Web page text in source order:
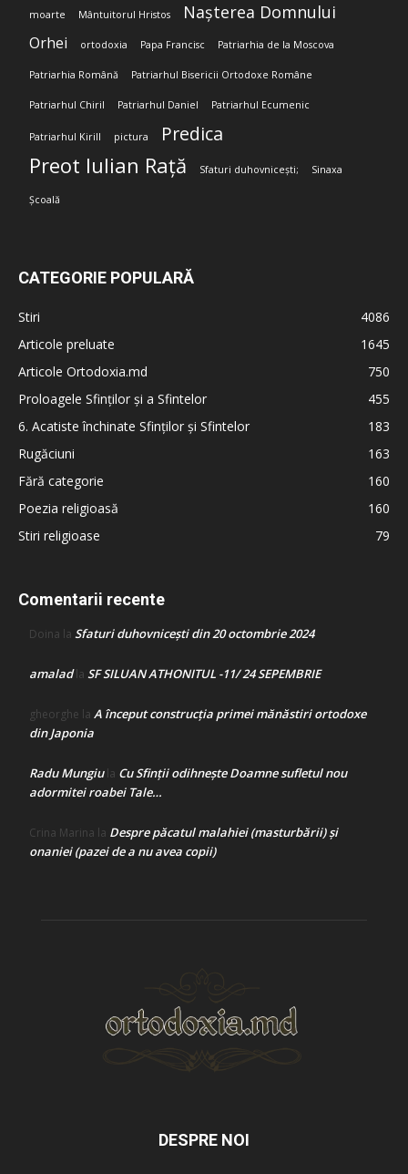
moarte Mântuitorul Hristos Nașterea Domnului
Orhei ortodoxia Papa Francisc Patriarhia de la Moscova
Patriarhia Română Patriarhul Bisericii Ortodoxe Române
Patriarhul Chiril Patriarhul Daniel Patriarhul Ecumenic
Patriarhul Kirill pictura Predica
Preot Iulian Rață Sfaturi duhovnicești; Sinaxa
Școală
CATEGORIE POPULARĂ
Stiri
4086
Articole preluate
1645
Articole Ortodoxia.md
750
Proloagele Sfinților și a Sfintelor
455
6. Acatiste închinate Sfinților și Sfintelor
183
Rugăciuni
163
Fără categorie
160
Poezia religioasă
160
Stiri religioase
79
Comentarii recente
Doina la Sfaturi duhovnicești din 20 octombrie 2024
amaladla SF SILUAN ATHONITUL -11/ 24 SEPEMBRIE
gheorghe la A început construcţia primei mănăstiri ortodoxe
din Japonia
Radu Mungiula Cu Sfinții odihnește Doamne sufletul nou
adormitei roabei Tale…
Crina Marina la Despre păcatul malahiei (masturbării) şi
onaniei (pazei de a nu avea copii)
DESPRE NOI